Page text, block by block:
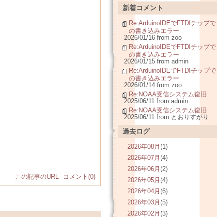
この記事のURL コメント(0)
新着コメント
Re:ArduinoIDEでFTDIチップで
の書き込みエラー
2026/01/16 from zoo
Re:ArduinoIDEでFTDIチップで
の書き込みエラー
2026/01/15 from admin
Re:ArduinoIDEでFTDIチップで
の書き込みエラー
2026/01/14 from zoo
Re:NOAA受信システム復旧
2025/06/11 from admin
Re:NOAA受信システム復旧
2025/06/11 from とおりすがり
過去ログ
2026年08月 (1)
2026年07月 (4)
2026年06月 (2)
2026年05月 (4)
2026年04月 (6)
2026年03月 (5)
2026年02月 (3)